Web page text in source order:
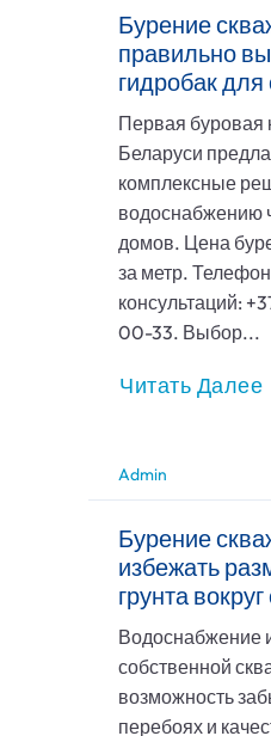
Бурение
правильно
гидробак
Первая буровая
Беларуси
комплексные
водоснабжению
домов. Цена
за метр.
консультаций:
00-33. Выбор...
Читать Далее
Admin
Бурение
избежать
грунта
Водоснабжение
собственной
возможность
перебоях и